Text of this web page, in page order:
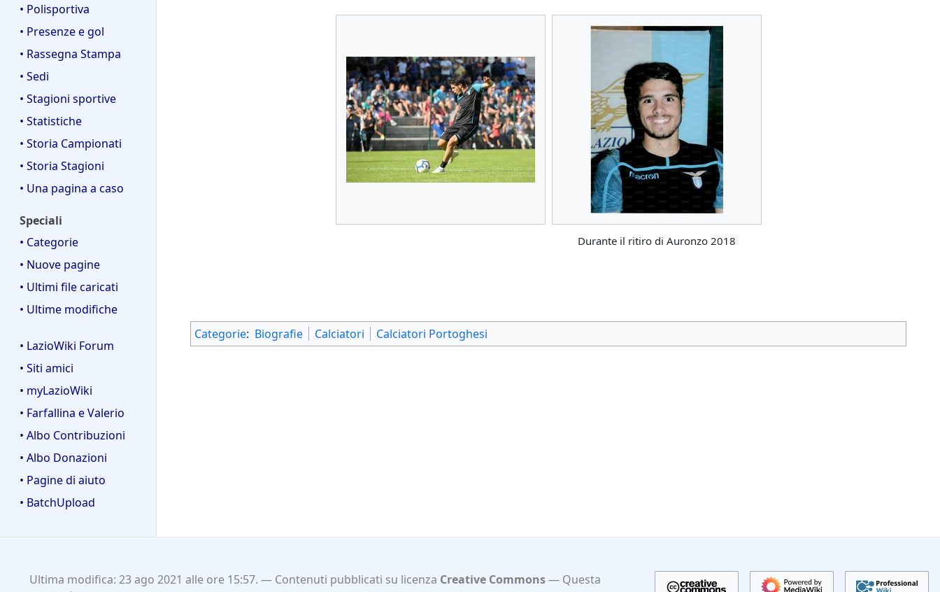
• Polisportiva
• Presenze e gol
• Rassegna Stampa
• Sedi
• Stagioni sportive
• Statistiche
• Storia Campionati
• Storia Stagioni
• Una pagina a caso
Speciali
• Categorie
• Nuove pagine
• Ultimi file caricati
• Ultime modifiche
• LazioWiki Forum
• Siti amici
• myLazioWiki
• Farfallina e Valerio
• Albo Contribuzioni
• Albo Donazioni
• Pagine di aiuto
• BatchUpload
Durante il ritiro di Auronzo 2018
Categorie: Biografie Calciatori Calciatori Portoghesi
Ultima modifica: 23 ago 2021 alle ore 15:57. Contenuti pubblicati su licenza Creative Commons
Questa